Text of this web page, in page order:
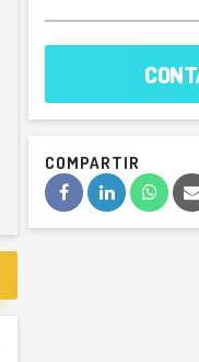
COMPARTIR